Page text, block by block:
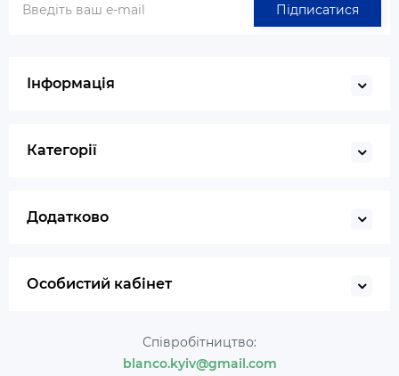
Підписатися
Інформація
Категорії
Додатково
Особистий кабінет
Співробітництво:
blanco.kyiv@gmail.com